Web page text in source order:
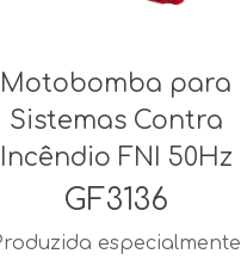
Motobomba para
Sistemas Contra
Incêndio FNI 50Hz
GF3136
especialmente